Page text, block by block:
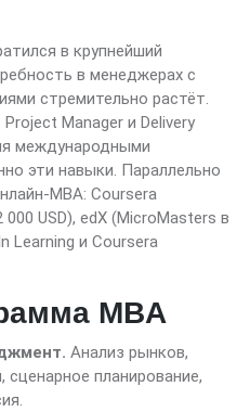
в крупнейший
в менеджерах с
стремительно растёт.
Manager и Delivery
международными
эти навыки. Параллельно
MBA: Coursera
USD), edX (MicroMasters в
Learning и Coursera
MBA
Анализ рынков,
сценарное планирование,